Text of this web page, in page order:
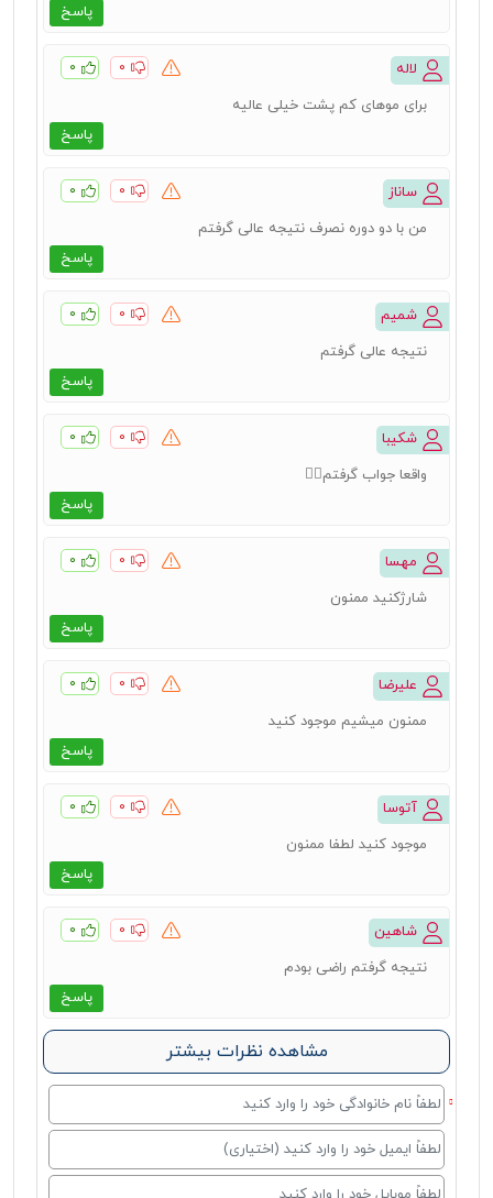
پاسخ
لاله ۰ ۰
پاسخ
برای موهای کم پشت خیلی عالیه
ساناز ۰ ۰
پاسخ
من با دو دوره نصرف نتیجه عالی گرفتم
شمیم ۰ ۰
پاسخ
نتیجه عالی گرفتم
شکیبا ۰ ۰
پاسخ
واقعا جواب گرفتم👍🏻
مهسا ۰ ۰
پاسخ
شارژکنید ممنون
علیرضا ۰ ۰
پاسخ
ممنون میشیم موجود کنید
آتوسا ۰ ۰
پاسخ
موجود کنید لطفا ممنون
شاهین ۰ ۰
پاسخ
نتیجه گرفتم راضی بودم
مشاهده نظرات بیشتر